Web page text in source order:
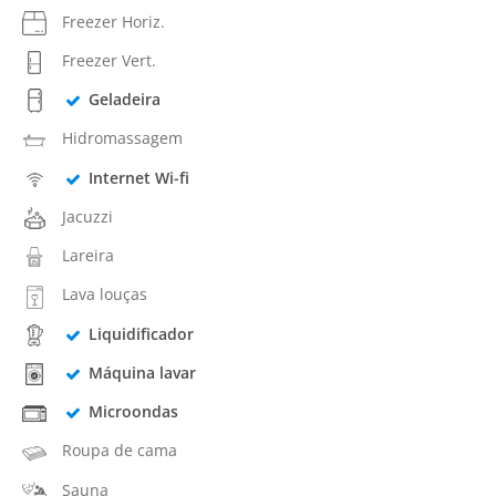
Freezer Horiz.
Freezer Vert.
Geladeira
Hidromassagem
Internet Wi-fi
Jacuzzi
Lareira
Lava louças
Liquidificador
Máquina lavar
Microondas
Roupa de cama
Sauna